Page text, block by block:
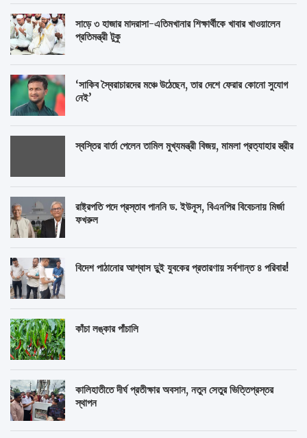
সাড়ে ৩ হাজার মাদরাসা-এতিমখানার শিক্ষার্থীকে খাবার খাওয়ালেন
প্রতিমন্ত্রী টুকু
‘সাকিব স্বৈরাচারদের মঞ্চে উঠেছেন, তার দেশে ফেরার কোনো সুযোগ
নেই’
স্বস্তির বার্তা পেলেন তামিল মুখ্যমন্ত্রী বিজয়, মামলা প্রত্যাহার স্ত্রীর
রাষ্ট্রপতি পদে প্রস্তাব পাননি ড. ইউনূস, বিএনপির বিবেচনায় মির্জা
ফখরুল
বিদেশ পাঠানোর আশ্বাস দুুই যুবকের প্রতারণায় সর্বশান্ত ৪ পরিবার!
কাঁচা লঙ্কার পাঁচালি
কালিহাতীতে দীর্ঘ প্রতীক্ষার অবসান, নতুন সেতুর ভিত্তিপ্রস্তর
স্থাপন